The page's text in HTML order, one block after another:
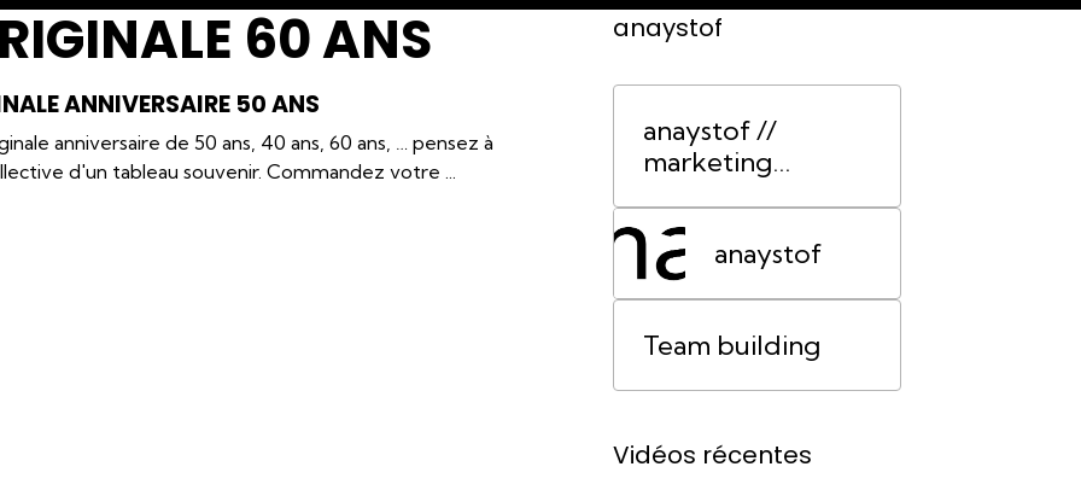
60 ANS
ANNIVERSAIRE 50 ANS
anniversaire de 50 ans, 40 ans, 60 ans, … pensez à
d'un tableau souvenir. Commandez votre ...
anaystof
anaystof //
marketing
Lyon
anaystof
Team building
Vidéos récentes